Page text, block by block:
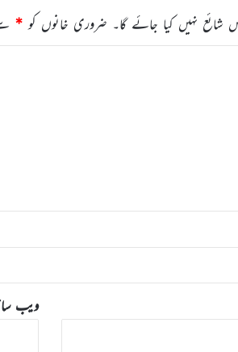
نہیں کیا جائے گا۔ ضروری خانوں کو *
ویب‌